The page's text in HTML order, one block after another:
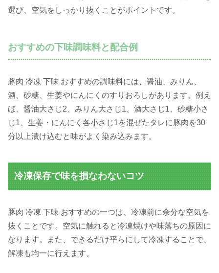
選び、空気をしっかり抜くことがポイントです。
おすすめの下味調味料と配合例
豚肉 冷凍 下味 おすすめの調味料には、醤油、みりん、
酒、砂糖、生姜やにんにくのすりおろしがあります。例え
ば、醤油大さじ2、みりん大さじ1、酒大さじ1、砂糖小さ
じ1、生姜・にんにく各小さじ1を混ぜたタレに豚肉を30
分以上漬け込むと味がよく染み込みます。
冷凍保存で味を損なわないコツ
豚肉 冷凍 下味 おすすめの一つは、冷凍前に余分な空気を
抜くことです。空気に触れると冷凍焼けや味落ちの原因に
なります。また、できるだけ平らにして冷凍することで、
解凍も均一に行えます。